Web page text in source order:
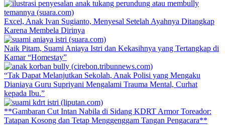
Excel, Anak Ivan Sugianto, Menyesal Setelah Ayahnya Ditangkap
Karena Membela Dirinya
Naik Pitam, Suami Aniaya Istri dan Kekasihnya yang Tertangkap di
Kamar “Homestay”
“Tak Dapat Melanjutkan Sekolah, Anak Polisi yang Mengaku
Dianiaya Guru Supriyani Mengalami Trauma Mental, Curhat
kepada Ibu.”
**Gambaran Cut Intan Nabila di Sidang KDRT Armor Toreador:
Tatapan Kosong dan Tetap Menggenggam Tangan Pengacara**